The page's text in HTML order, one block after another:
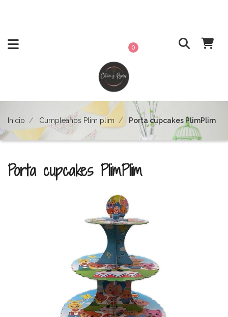
0
Inicio Cumpleaños Plim plim Porta cupcakes PlimPlim
Porta cupcakes PlimPlim